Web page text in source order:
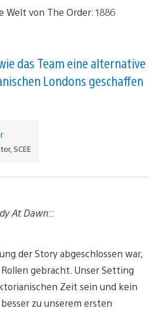
das Team eine alternative
Londons geschaffen
SCEE
At Dawn::
der Story abgeschlossen war,
gebracht. Unser Setting
Zeit sein und kein
zu unserem ersten